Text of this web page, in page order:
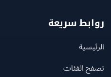
سريعة
الفئات